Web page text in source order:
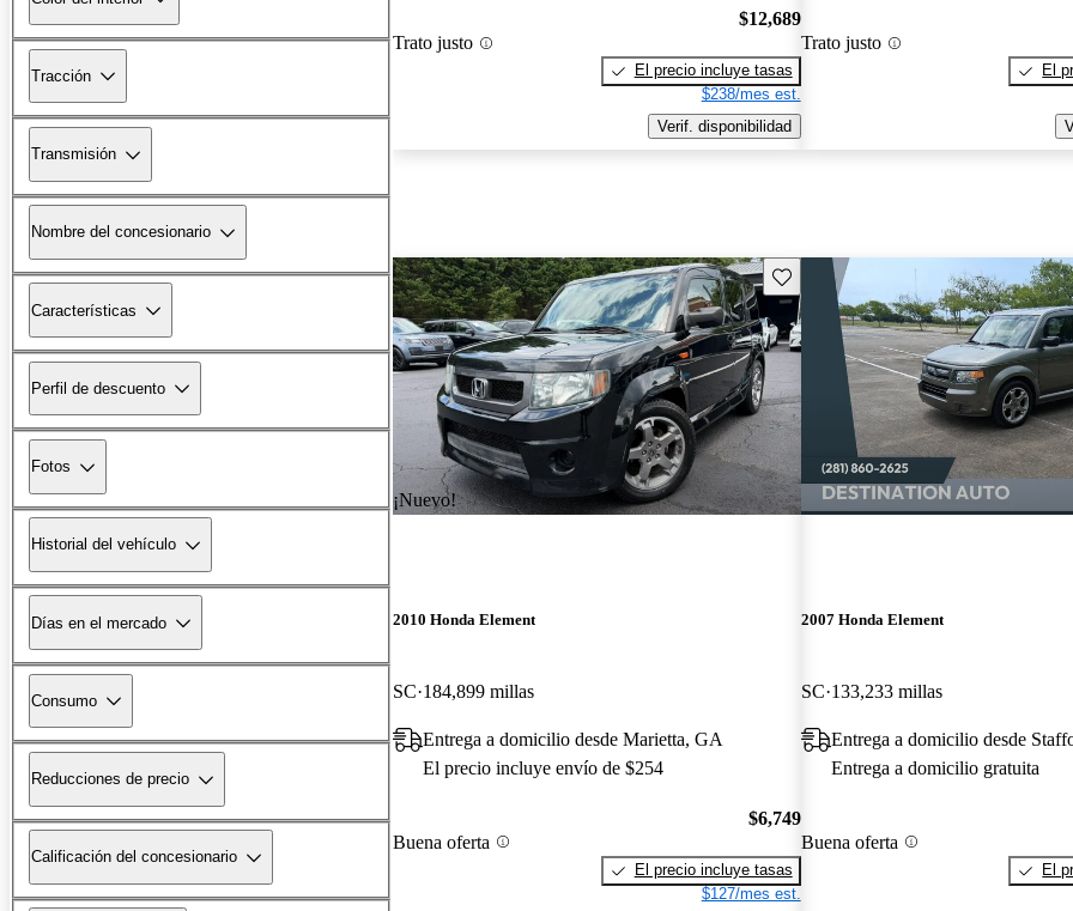
Tracción
Transmisión
Nombre del concesionario
Características
Perfil de descuento
Fotos
Historial del vehículo
Días en el mercado
Consumo
Reducciones de precio
Calificación del concesionario
Trato justo
$12,689
El precio incluye tasas
$238/mes est.
Verif. disponibilidad
Trato justo
El
¡Nuevo!
Guarda este Aviso
2010 Honda Element
SC 184,899 millas
Entrega a domicilio desde Marietta, GA
El precio incluye envío de $254
Buena oferta
$6,749
El precio incluye tasas
$127/mes est.
2007 Honda Element
SC 133,233 millas
Entrega a domicilio desde
Entrega a domicilio gratuita
Buena oferta
El